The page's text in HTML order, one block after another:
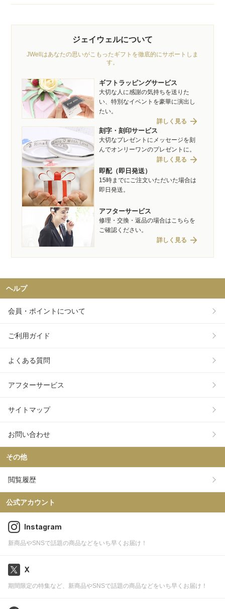
ジェイウェルについて
JWellはあなたの思いがこもったギフトを徹底的にサポートしま
す。
ギフトラッピングサービス
大切な人に感謝の気持ちを送りた
い、特別なイベントを豪華に演出し
たい。
詳しく見る arrow_forward
刻字・刻印サービス
大切なプレゼントにメッセージを刻
んでオンリーワンのプレゼントに。
詳しく見る arrow_forward
即配（即日発送）
15時までにご注文いただいた場合は
即日発送。
アフターサービス
修理・交換・返品の場合はこちらを
ご確認ください。
詳しく見る arrow_forward
ヘルプ
会員・ポイントについて
ご利用ガイド
よくある質問
アフターサービス
サイトマップ
お問い合わせ
その他
閲覧履歴
公式アカウント
Instagram
新商品やSNSで話題の商品などをいち早くお届け！
X
期間限定の特集など、新商品やSNSで話題の商品などをいち早くお届け！